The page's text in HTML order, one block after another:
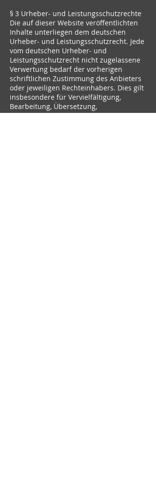
§ 3 Urheber- und Leistungsschutzrechte
Die auf dieser Website veröffentlichten
Inhalte unterliegen dem deutschen
Urheber- und Leistungsschutzrecht. Jede
vom deutschen Urheber- und
Leistungsschutzrecht nicht zugelassene
Verwertung bedarf der vorherigen
schriftlichen Zustimmung des Anbieters
oder jeweiligen Rechteinhabers. Dies gilt
insbesondere für Vervielfältigung,
Bearbeitung, Übersetzung,
Einspeicherung, Verarbeitung bzw.